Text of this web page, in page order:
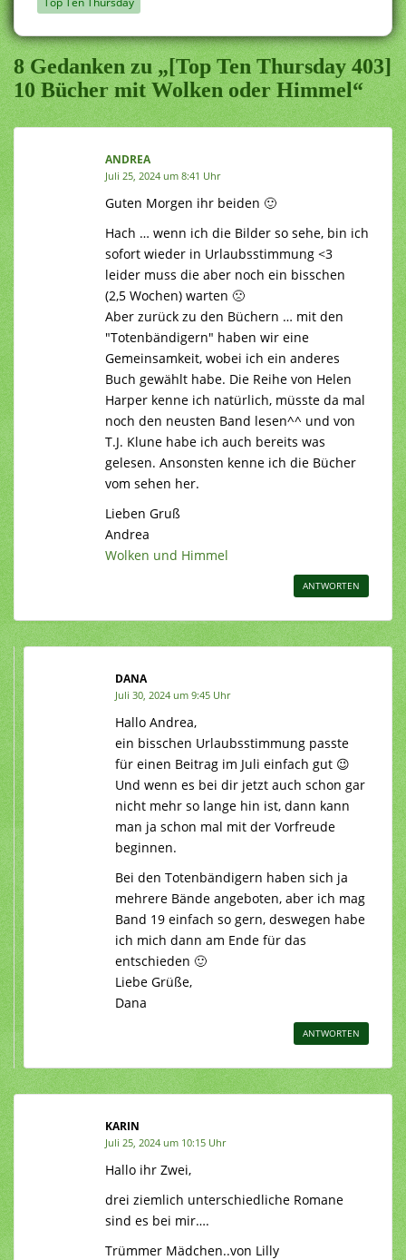
8 Gedanken zu „[Top Ten Thursday 403]
10 Bücher mit Wolken oder Himmel“
ANDREA
Juli 25, 2024 um 8:41 Uhr
Guten Morgen ihr beiden 🙂
Hach … wenn ich die Bilder so sehe, bin ich
sofort wieder in Urlaubsstimmung <3
leider muss die aber noch ein bisschen
(2,5 Wochen) warten 🙁
Aber zurück zu den Büchern … mit den
"Totenbändigern" haben wir eine
Gemeinsamkeit, wobei ich ein anderes
Buch gewählt habe. Die Reihe von Helen
Harper kenne ich natürlich, müsste da mal
noch den neusten Band lesen^^ und von
T.J. Klune habe ich auch bereits was
gelesen. Ansonsten kenne ich die Bücher
vom sehen her.
Lieben Gruß
Andrea
Wolken und Himmel
ANTWORTEN
DANA
Juli 30, 2024 um 9:45 Uhr
Hallo Andrea,
ein bisschen Urlaubsstimmung passte
für einen Beitrag im Juli einfach gut 😉
Und wenn es bei dir jetzt auch schon gar
nicht mehr so lange hin ist, dann kann
man ja schon mal mit der Vorfreude
beginnen.
Bei den Totenbändigern haben sich ja
mehrere Bände angeboten, aber ich mag
Band 19 einfach so gern, deswegen habe
ich mich dann am Ende für das
entschieden 🙂
Liebe Grüße,
Dana
ANTWORTEN
KARIN
Juli 25, 2024 um 10:15 Uhr
Hallo ihr Zwei,
drei ziemlich unterschiedliche Romane
sind es bei mir….
Trümmer Mädchen..von Lilly